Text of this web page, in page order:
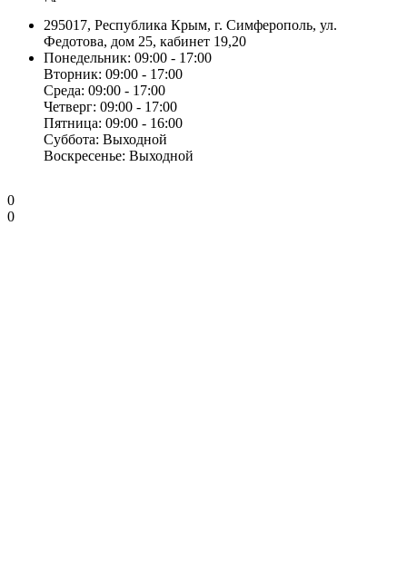
295017, Республика Крым, г. Симферополь, ул.
Федотова, дом 25, кабинет 19,20
Понедельник: 09:00 - 17:00
Вторник: 09:00 - 17:00
Среда: 09:00 - 17:00
Четверг: 09:00 - 17:00
Пятница: 09:00 - 16:00
Суббота: Выходной
Воскресенье: Выходной
0
0